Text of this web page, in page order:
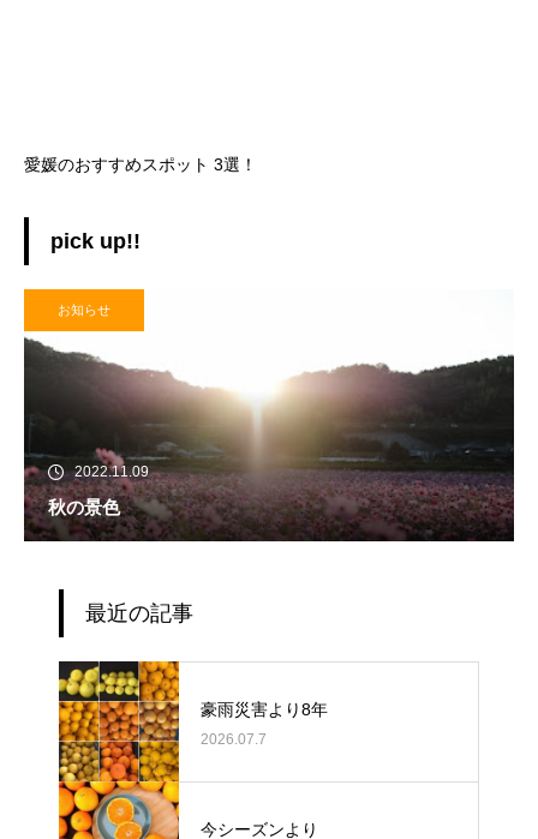
愛媛のおすすめスポット 3選！
pick up!!
お知らせ
2022.11.09
秋の景色
最近の記事
豪雨災害より8年
2026.07.7
今シーズンより